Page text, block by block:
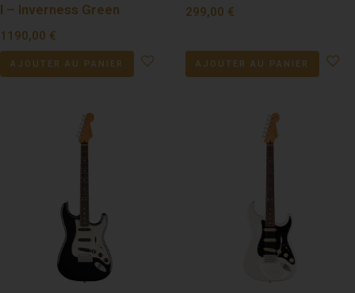
I – Inverness Green
1190,00 €
AJOUTER AU PANIER
299,00 €
AJOUTER AU PANIER